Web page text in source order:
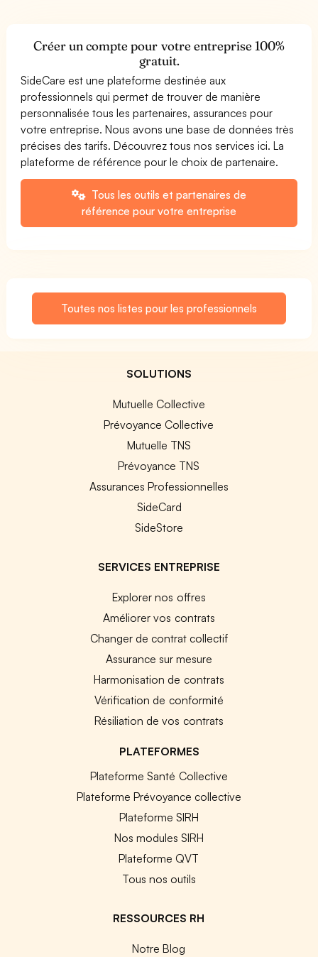
Créer un compte pour votre entreprise 100%
gratuit.
SideCare est une plateforme destinée aux
professionnels qui permet de trouver de manière
personnalisée tous les partenaires, assurances pour
votre entreprise. Nous avons une base de données très
précises des tarifs. Découvrez tous nos services ici. La
plateforme de référence pour le choix de partenaire.
Tous les outils et partenaires de
référence pour votre entreprise
Toutes nos listes pour les professionnels
SOLUTIONS
Mutuelle Collective
Prévoyance Collective
Mutuelle TNS
Prévoyance TNS
Assurances Professionnelles
SideCard
SideStore
SERVICES ENTREPRISE
Explorer nos offres
Améliorer vos contrats
Changer de contrat collectif
Assurance sur mesure
Harmonisation de contrats
Vérification de conformité
Résiliation de vos contrats
PLATEFORMES
Plateforme Santé Collective
Plateforme Prévoyance collective
Plateforme SIRH
Nos modules SIRH
Plateforme QVT
Tous nos outils
RESSOURCES RH
Notre Blog